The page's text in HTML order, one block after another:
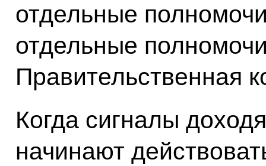
отдельные
отдельные
Правительственная
Когда сигналы
начинают